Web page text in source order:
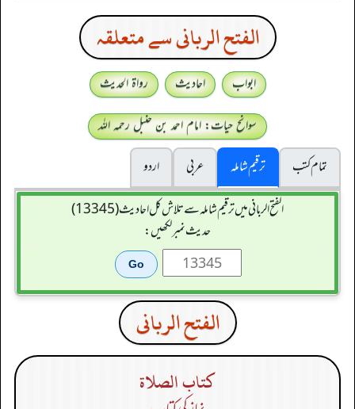
الفتح الربانی سے متعلقہ
ابواب احادیث
رواۃ الحدیث
سوانح حیات: امام احمد بن حنبل رحمہ اللہ
تمام کتب
ترقیم شاملہ عربی
اردو
الفتح الربانی میں ترقیم شاملہ سے تلاش کل احادیث (13345)
حدیث نمبر لکھیں:
الفتح الربانی
كتاب الصلاة